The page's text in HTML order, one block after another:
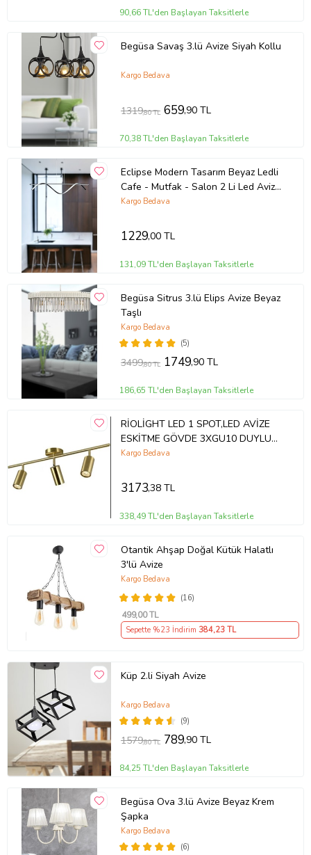
90,66 TL'den Başlayan Taksitlerle
Begüsa Savaş 3.lü Avize Siyah Kollu
Kargo Bedava
1319,80 TL 659,90 TL
70,38 TL'den Başlayan Taksitlerle
Eclipse Modern Tasarım Beyaz Ledli
Cafe - Mutfak - Salon 2 Li Led Avize
(Siyah)
Kargo Bedava
1229,00 TL
131,09 TL'den Başlayan Taksitlerle
Begüsa Sitrus 3.lü Elips Avize Beyaz
Taşlı
(5)
Kargo Bedava
3499,80 TL 1749,90 TL
186,65 TL'den Başlayan Taksitlerle
RİOLİGHT LED 1 SPOT,LED AVİZE
ESKİTME GÖVDE 3XGU10 DUYLU
GÜN IŞIĞI 360 DERECE HAREKETLİ
Kargo Bedava
3173,38 TL
338,49 TL'den Başlayan Taksitlerle
Otantik Ahşap Doğal Kütük Halatlı
3'lü Avize
(16)
Kargo Bedava
499,00 TL
Sepette %23 İndirim 384,23 TL
Küp 2.li Siyah Avize
(9)
Kargo Bedava
1579,80 TL 789,90 TL
84,25 TL'den Başlayan Taksitlerle
Begüsa Ova 3.lü Avize Beyaz Krem
Şapka
(6)
Kargo Bedava